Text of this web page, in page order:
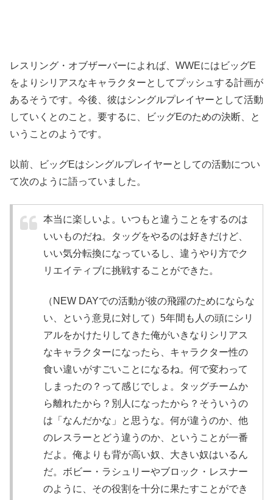
レスリング・オブザーバーによれば、WWEにはビッグE
をよりシリアスなキャラクターとしてプッシュする計画が
あるそうです。今後、彼はシングルプレイヤーとして活動
していくとのこと。要するに、ビッグEのための決断、と
いうことのようです。
以前、ビッグEはシングルプレイヤーとしての活動につい
て次のように語っていました。
本当に楽しいよ。いつもと違うことをするのは
いいものだね。タッグをやるのは好きだけど、
いい気分転換になっているし、違うやり方でク
リエイティブに挑戦することができた。
（NEW DAYでの活動が彼の飛躍のためにならな
い、という意見に対して）5年間も人の頭にシリ
アルをかけたりしてきた俺がいきなりシリアス
なキャラクターになったら、キャラクター性の
食い違いがすごいことになるね。何で変わって
しまったの？って感じでしょ。タッグチームか
ら離れたから？別人になったから？そういうの
は「なんだかな」と思うな。何が違うのか、他
のレスラーとどう違うのか、ということが一番
だよ。俺よりも背が高い奴、大きい奴はいるん
だ。ボビー・ラシュリーやブロック・レスナー
のように、その役割を十分に果たすことができ